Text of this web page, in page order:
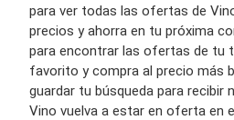
para ver todas las ofertas de
precios y ahorra en tu próxima
para encontrar las ofertas de tu
favorito y compra al precio más
guardar tu búsqueda para recibir
Vino vuelva a estar en oferta en